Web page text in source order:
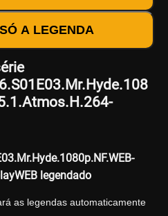
A LEGENDA
legendado
as legendas automaticamente